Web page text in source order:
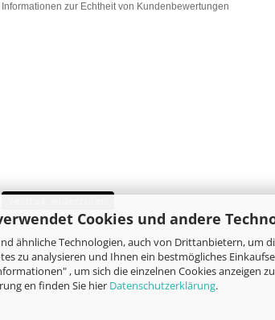
Cookies und andere
ähnliche Technologien, auch von Drittanbietern, um
zu analysieren und Ihnen ein bestmögliches
, um sich die einzelnen Cookies anzeigen
en finden Sie hier Datenschutzerklärung.
Informationen zur Echtheit von Kundenbewertungen